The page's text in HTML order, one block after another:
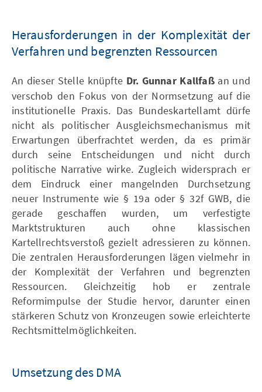
Herausforderungen in der Komplexität der
Verfahren und begrenzten Ressourcen
An dieser Stelle knüpfte Dr. Gunnar Kallfaßan und
verschob den Fokus von der Normsetzung auf die
institutionelle Praxis. Das Bundeskartellamt dürfe
nicht als politischer Ausgleichsmechanismus mit
Erwartungen überfrachtet werden, da es primär
durch seine Entscheidungen und nicht durch
politische Narrative wirke. Zugleich widersprach er
dem Eindruck einer mangelnden Durchsetzung
neuer Instrumente wie § 19a oder § 32f GWB, die
gerade geschaffen wurden, um verfestigte
Marktstrukturen auch ohne klassischen
Kartellrechtsverstoß gezielt adressieren zu können.
Die zentralen Herausforderungen lägen vielmehr in
der Komplexität der Verfahren und begrenzten
Ressourcen. Gleichzeitig hob er zentrale
Reformimpulse der Studie hervor, darunter einen
stärkeren Schutz von Kronzeugen sowie erleichterte
Rechtsmittelmöglichkeiten.
Umsetzung des DMA